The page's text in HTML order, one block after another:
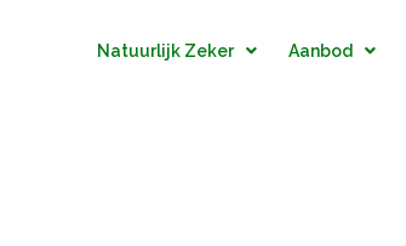
Natuurlijk Zeker Aanbod